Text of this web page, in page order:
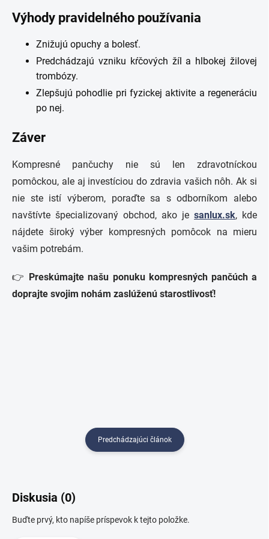
Výhody pravidelného používania
Znižujú opuchy a bolesť.
Predchádzajú vzniku kŕčových žíl a hlbokej žilovej
trombózy.
Zlepšujú pohodlie pri fyzickej aktivite a regeneráciu
po nej.
Záver
Kompresné pančuchy nie sú len zdravotníckou
pomôckou, ale aj investíciou do zdravia vašich nôh. Ak si
nie ste istí výberom, poraďte sa s odborníkom alebo
navštívte špecializovaný obchod, ako je sanlux.sk, kde
nájdete široký výber kompresných pomôcok na mieru
vašim potrebám.
👉 Preskúmajte našu ponuku kompresných pančúch a
doprajte svojim nohám zaslúženú starostlivosť!
Predchádzajúci článok
Diskusia (0)
Buďte prvý, kto napíše príspevok k tejto položke.